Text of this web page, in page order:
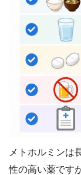
メトホルミンは
性の高い薬です